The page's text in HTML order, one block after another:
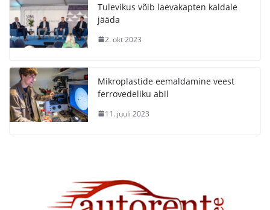
Tulevikus võib laevakapten kaldale
jääda
2. okt 2023
Mikroplastide eemaldamine veest
ferrovedeliku abil
11. juuli 2023